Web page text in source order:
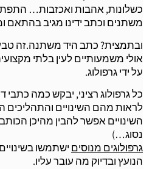
כשלונות, אהבות ואכזבות…
משתנים וכתב ידינו מגיב בהתאם
ובתמצית? כתב היד משתנה.זה
אולי משמעותיים לעין בלתי
על ידי גרפולוג.
כל גרפולוג רציני, יבקש כמה כתבי
לראות מהם השינויים
השינויים אפשר להבין מהיכן
נסוג…)
גרפולוגים מנוסים ישתמשו
הנועץ ובדיוק מה עובר עליו.